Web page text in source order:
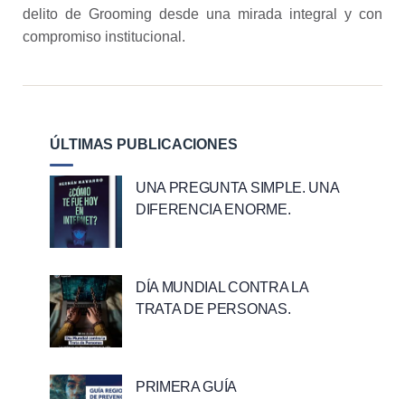
delito de Grooming desde una mirada integral y con
compromiso institucional.
ÚLTIMAS PUBLICACIONES
UNA PREGUNTA SIMPLE. UNA
DIFERENCIA ENORME.
DÍA MUNDIAL CONTRA LA
TRATA DE PERSONAS.
PRIMERA GUÍA